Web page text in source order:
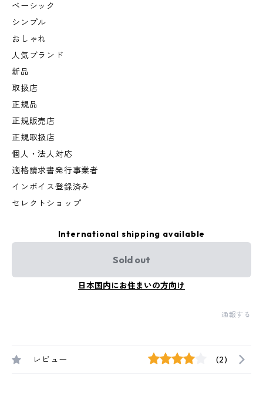
ベーシック
シンプル
おしゃれ
人気ブランド
新品
取扱店
正規品
正規販売店
正規取扱店
個人・法人対応
適格請求書発行事業者
インボイス登録済み
セレクトショップ
International shipping available
Sold out
日本国内にお住まいの方向け
通報する
レビュー (2)